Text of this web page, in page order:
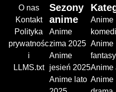
O nas
Kontakt
Polityka
prywatnośc
i
LLMS.txt
Sezony
anime
Anime
zima 2025
Anime
jesień 2025
Anime lato
Anime
Anime
fantasy
Anime
Anime